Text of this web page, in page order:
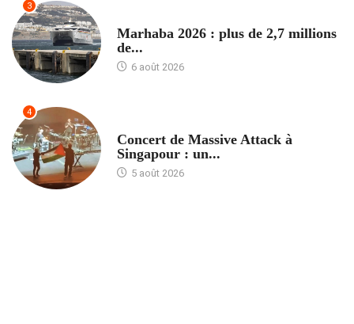
3
Marhaba 2026 : plus de 2,7 millions
de...
6 août 2026
4
Concert de Massive Attack à
Singapour : un...
5 août 2026